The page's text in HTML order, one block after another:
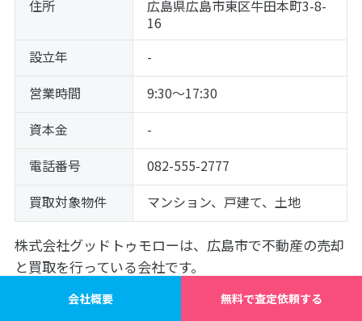
住所
広島県広島市東区牛田本町3-8-
16
設立年
-
営業時間
9:30～17:30
資本金
-
電話番号
082-555-2777
買取対象物件
マンション、戸建て、土地
株式会社グッドトゥモローは、広島市で不動産の売却
と買取を行っている会社です。
代表者が東京で20年以上の不動産業界歴があり、広島
会社概要 無料で査定依頼する